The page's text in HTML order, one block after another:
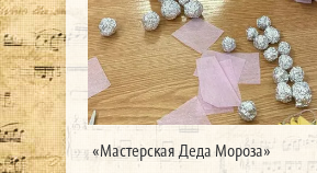
«Мастерская Деда Мороза»